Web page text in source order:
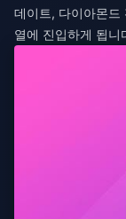
데이트, 다이아몬드
열에 진입하게 됩니